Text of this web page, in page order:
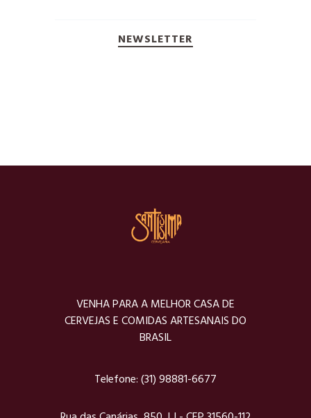
NEWSLETTER
VENHA PARA A MELHOR CASA DE
CERVEJAS E COMIDAS ARTESANAIS DO
BRASIL
Telefone:(31) 98881-6677